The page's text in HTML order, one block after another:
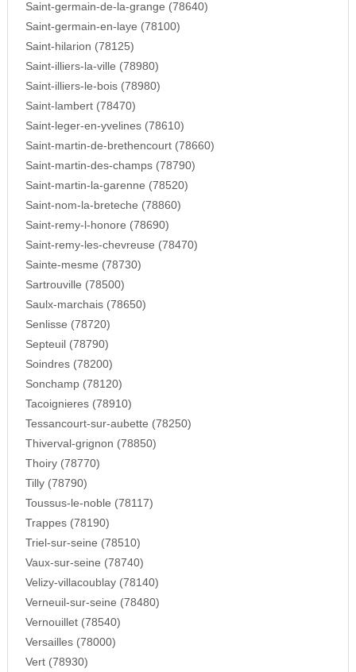
Saint-germain-de-la-grange (78640)
Saint-germain-en-laye (78100)
Saint-hilarion (78125)
Saint-illiers-la-ville (78980)
Saint-illiers-le-bois (78980)
Saint-lambert (78470)
Saint-leger-en-yvelines (78610)
Saint-martin-de-brethencourt (78660)
Saint-martin-des-champs (78790)
Saint-martin-la-garenne (78520)
Saint-nom-la-breteche (78860)
Saint-remy-l-honore (78690)
Saint-remy-les-chevreuse (78470)
Sainte-mesme (78730)
Sartrouville (78500)
Saulx-marchais (78650)
Senlisse (78720)
Septeuil (78790)
Soindres (78200)
Sonchamp (78120)
Tacoignieres (78910)
Tessancourt-sur-aubette (78250)
Thiverval-grignon (78850)
Thoiry (78770)
Tilly (78790)
Toussus-le-noble (78117)
Trappes (78190)
Triel-sur-seine (78510)
Vaux-sur-seine (78740)
Velizy-villacoublay (78140)
Verneuil-sur-seine (78480)
Vernouillet (78540)
Versailles (78000)
Vert (78930)